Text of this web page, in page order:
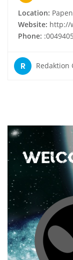
Location:
Website: http://
Phone:
R Redaktion